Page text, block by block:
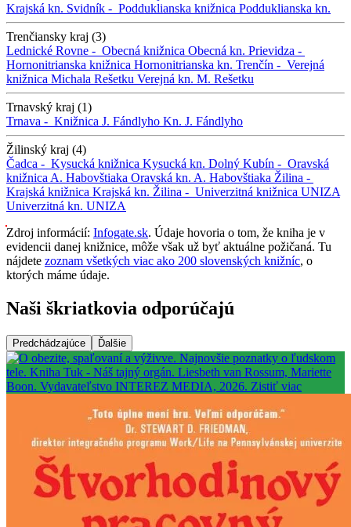
Krajská kn. Svidník - Podduklianska knižnica Podduklianska kn.
Trenčiansky kraj (3)
Lednické Rovne - Obecná knižnica Obecná kn. Prievidza -
Hornonitrianska knižnica Hornonitrianska kn. Trenčín - Verejná
knižnica Michala Rešetku Verejná kn. M. Rešetku
Trnavský kraj (1)
Trnava - Knižnica J. Fándlyho Kn. J. Fándlyho
Žilinský kraj (4)
Čadca - Kysucká knižnica Kysucká kn. Dolný Kubín - Oravská
knižnica A. Habovštiaka Oravská kn. A. Habovštiaka Žilina -
Krajská knižnica Krajská kn. Žilina - Univerzitná knižnica UNIZA
Univerzitná kn. UNIZA
Zdroj informácií: Infogate.sk. Údaje hovoria o tom, že kniha je v
evidencii danej knižnice, môže však už byť aktuálne požičaná. Tu
nájdete zoznam všetkých viac ako 200 slovenských knižníc, o
ktorých máme údaje.
Naši škriatkovia odporúčajú
Predchádzajúce Ďalšie